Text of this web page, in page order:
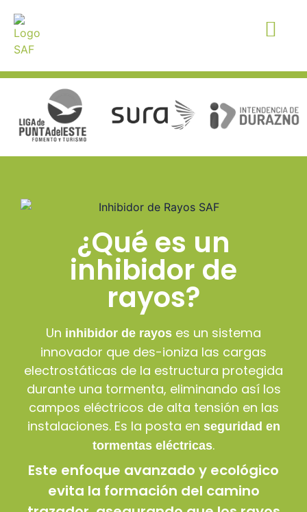
¿Qué es un
inhibidor de
rayos?
Un inhibidor de rayos es un sistema
innovador que des-ioniza las cargas
electrostáticas de la estructura protegida
durante una tormenta, eliminando así los
campos eléctricos de alta tensión en las
instalaciones. Es la posta en seguridad en
tormentas eléctricas.
Este enfoque avanzado y ecológico
evita la formación del camino